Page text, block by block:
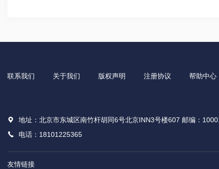
联系我们 关于我们 版权声明 注册协议 帮助中心
地址：北京市东城区南竹杆胡同6号北京INN3号楼607 邮编：
电话：18101225365
友情链接